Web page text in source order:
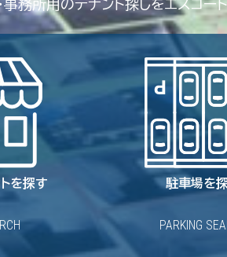
務所用のテナント探しをエスコー
を探す 駐車場を
PARKING